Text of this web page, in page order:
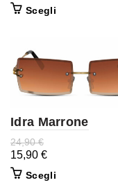
Scegli
Idra Marrone
24,90€
15,90 €
Scegli